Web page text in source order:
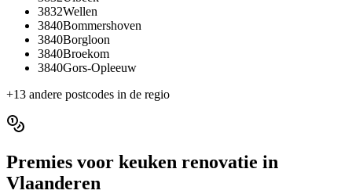
3832Wellen
3840Bommershoven
3840Borgloon
3840Broekom
3840Gors-Opleeuw
+13 andere postcodes in de regio
Premies voor keuken renovatie in
Vlaanderen